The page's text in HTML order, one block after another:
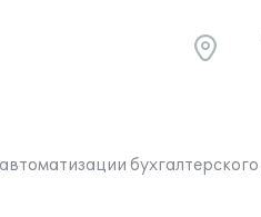
бухгалтерского